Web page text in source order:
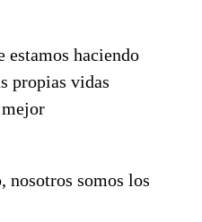
estamos haciendo
propias vidas
nosotros somos los